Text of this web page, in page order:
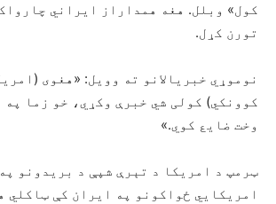
کول» وبلل. هغه همداراز ایراني
تورن کړل.
نوموړي خبریالانو ته وویل: «هغوی
کوونکي) کولی شي خبرې وکړي، خو زما په
وخت ضایع کوي.»
ټرمپ د امریکا د تېرې شپې د بریدونو
امریکايي ځواکونو په ایران کې ټاکلي